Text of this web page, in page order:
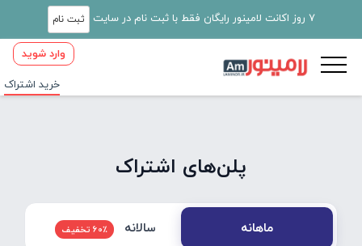
7 روز اکانت لامینور رایگان فقط با ثبت نام در سایت ثبت نام
وارد شوید
خرید اشتراک
پلن‌های اشتراک
ماهانه سالانه 60٪ تخفیف